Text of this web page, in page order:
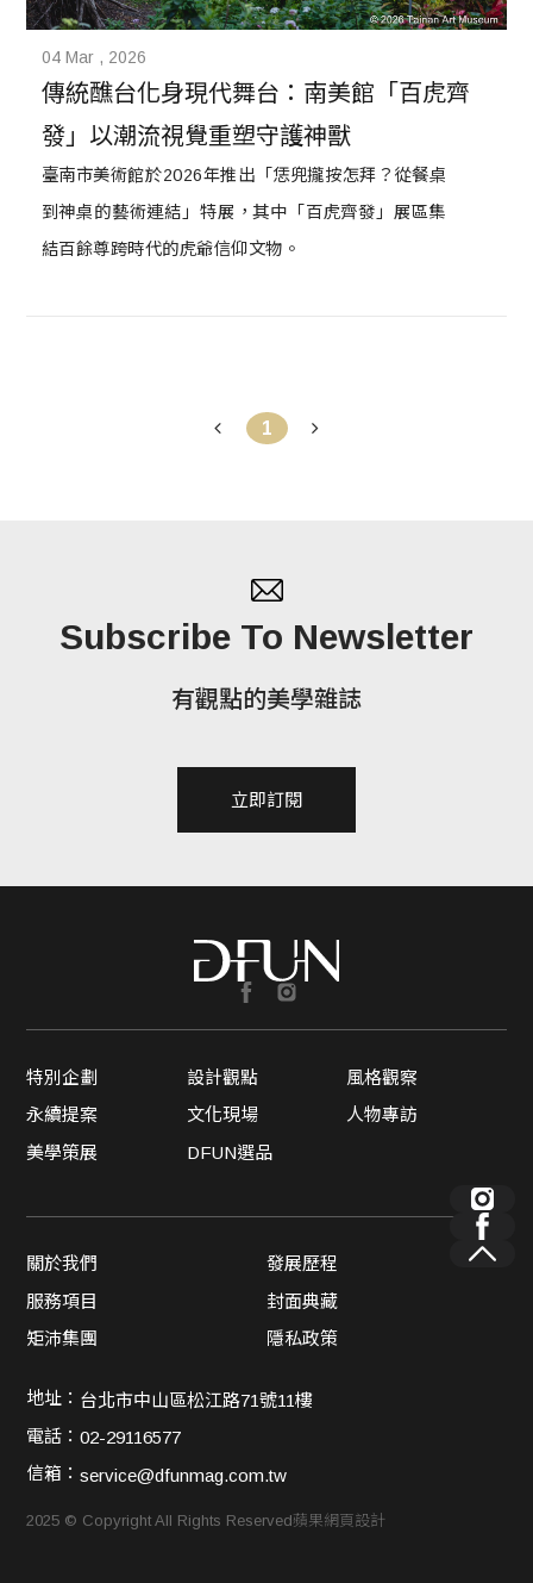
04 Mar , 2026
傳統醮台化身現代舞台：南美館「百虎齊
發」以潮流視覺重塑守護神獸
臺南市美術館於2026年推出「恁兜攏按怎拜？從餐桌
到神桌的藝術連結」特展，其中「百虎齊發」展區集
結百餘尊跨時代的虎爺信仰文物。
1
Subscribe To Newsletter
有觀點的美學雜誌
立即訂閱
特別企劃 設計觀點
風格觀察
永續提案
文化現場
人物專訪
美學策展
DFUN選品
關於我們
發展歷程
服務項目
封面典藏
矩沛集團
隱私政策
地址： 台北市中山區松江路71號11樓
電話：02-29116577
信箱：service@dfunmag.com.tw
2025 © Copyright All Rights Reserved蘋果網頁設計